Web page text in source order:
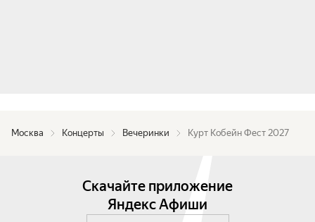
Москва Концерты Вечеринки Курт Кобейн Фест 2027
Скачайте приложение
Яндекс Афиши